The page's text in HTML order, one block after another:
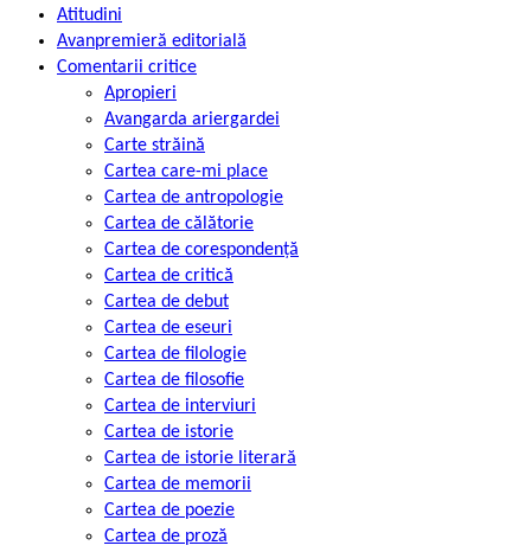
Atitudini
Avanpremieră editorială
Comentarii critice
Apropieri
Avangarda ariergardei
Carte străină
Cartea care-mi place
Cartea de antropologie
Cartea de călătorie
Cartea de corespondență
Cartea de critică
Cartea de debut
Cartea de eseuri
Cartea de filologie
Cartea de filosofie
Cartea de interviuri
Cartea de istorie
Cartea de istorie literară
Cartea de memorii
Cartea de poezie
Cartea de proză